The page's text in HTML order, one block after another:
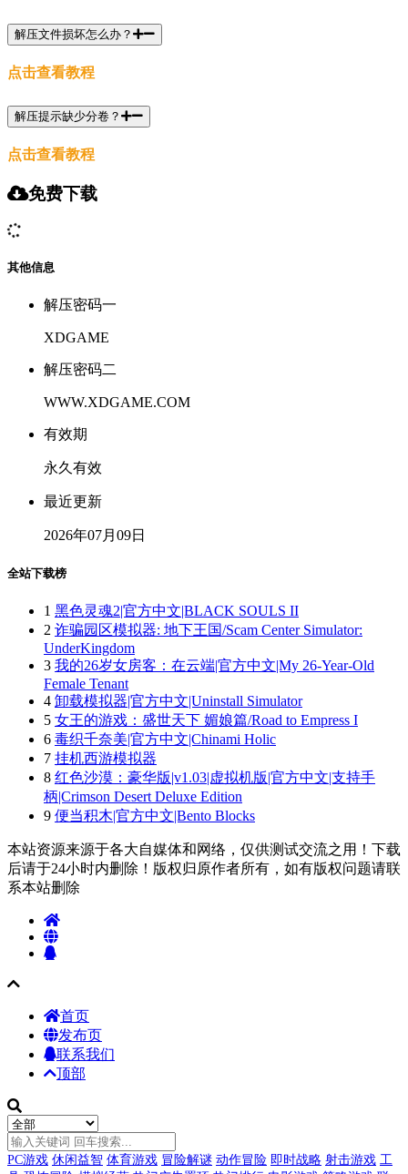
解压文件损坏怎么办？
点击查看教程
解压提示缺少分卷？
点击查看教程
免费下载
其他信息
解压密码一
XDGAME
解压密码二
WWW.XDGAME.COM
有效期
永久有效
最近更新
2026年07月09日
全站下载榜
1 黑色灵魂2|官方中文|BLACK SOULS II
2 诈骗园区模拟器: 地下王国/Scam Center Simulator:
UnderKingdom
3 我的26岁女房客：在云端|官方中文|My 26-Year-Old
Female Tenant
4 卸载模拟器|官方中文|Uninstall Simulator
5 女王的游戏：盛世天下 媚娘篇/Road to Empress I
6 毒织千奈美|官方中文|Chinami Holic
7 挂机西游模拟器
8 红色沙漠：豪华版|v1.03|虚拟机版|官方中文|支持手
柄|Crimson Desert Deluxe Edition
9 便当积木|官方中文|Bento Blocks
本站资源来源于各大自媒体和网络，仅供测试交流之用！下载
后请于24小时内删除！版权归原作者所有，如有版权问题请联
系本站删除
首页
发布页
联系我们
顶部
PC游戏 休闲益智 体育游戏 冒险解谜 动作冒险 即时战略 射击游戏 工